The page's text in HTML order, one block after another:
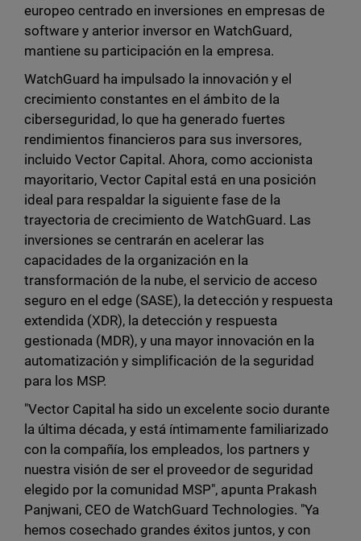
europeo centrado en inversiones en empresas de
software y anterior inversor en WatchGuard,
mantiene su participación en la empresa.
WatchGuard ha impulsado la innovación y el
crecimiento constantes en el ámbito de la
ciberseguridad, lo que ha generado fuertes
rendimientos financieros para sus inversores,
incluido Vector Capital. Ahora, como accionista
mayoritario, Vector Capital está en una posición
ideal para respaldar la siguiente fase de la
trayectoria de crecimiento de WatchGuard. Las
inversiones se centrarán en acelerar las
capacidades de la organización en la
transformación de la nube, el servicio de acceso
seguro en el edge (SASE), la detección y respuesta
extendida (XDR), la detección y respuesta
gestionada (MDR), y una mayor innovación en la
automatización y simplificación de la seguridad
para los MSP.
"Vector Capital ha sido un excelente socio durante
la última década, y está íntimamente familiarizado
con la compañía, los empleados, los partners y
nuestra visión de ser el proveedor de seguridad
elegido por la comunidad MSP", apunta Prakash
Panjwani, CEO de WatchGuard Technologies. "Ya
hemos cosechado grandes éxitos juntos, y con